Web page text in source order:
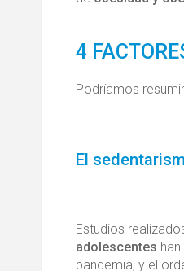
4
Podríamos
El
Estudios
adolescentes han
pandemia, y el